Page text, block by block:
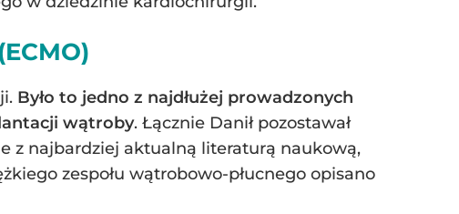
Było to jedno z najdłużej prowadzonych
wątroby. Łącznie Danił pozostawał
z najbardziej aktualną literaturą naukową,
zespołu wątrobowo-płucnego opisano